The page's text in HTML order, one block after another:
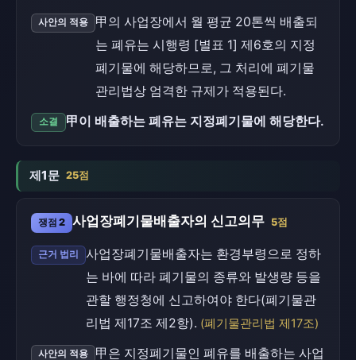
사안의 적용
甲의 사업장에서 월 평균 20톤씩 배출되
는 폐유는 시행령 [별표 1] 제6호의 지정
폐기물에 해당하므로, 그 처리에 폐기물
관리법상 엄격한 규제가 적용된다.
소결 甲이 배출하는 폐유는 지정폐기물에 해당한다.
제1문 25점
쟁점 2 사업장폐기물배출자의 신고의무 5점
근거 법리
사업장폐기물배출자는 환경부령으로 정하
는 바에 따라 폐기물의 종류와 발생량 등을
관할 행정청에 신고하여야 한다(폐기물관
리법 제17조 제2항). (폐기물관리법 제17조)
사안의 적용
甲은 지정폐기물인 폐유를 배출하는 사업